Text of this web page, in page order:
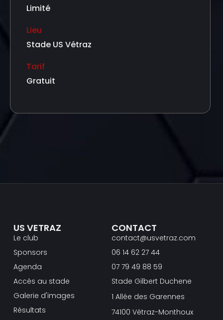
Limité
Lieu
Stade US Vétraz
Tarif
Gratuit
US VETRAZ
Le club
Sponsors
Agenda
Accès au stade
Galerie d'images
Résultats
CONTACT
contact@usvetraz.com
06 14 62 27 44
07 79 49 88 59
Stade Gilbert Duchene
1 Allée des Garennes
74100 Vétraz-Monthoux